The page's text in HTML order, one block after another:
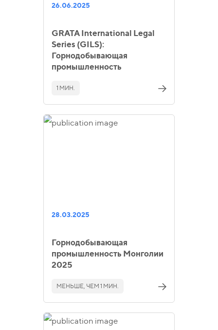
26.06.2025
GRATA International Legal
Series (GILS):
Горнодобывающая
промышленность
1 МИН.
28.03.2025
Горнодобывающая
промышленность Монголии
2025
МЕНЬШЕ, ЧЕМ 1 МИН.